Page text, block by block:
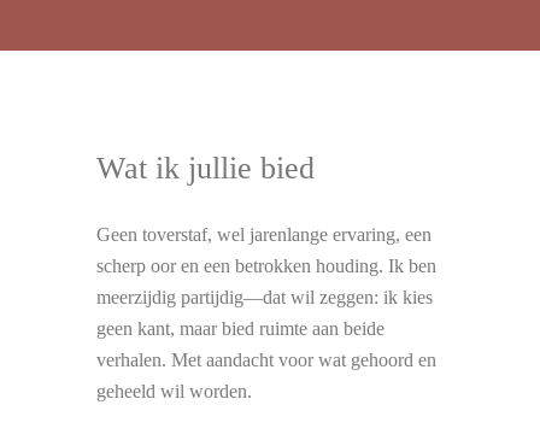
Wat ik jullie bied
Geen toverstaf, wel jarenlange ervaring, een
scherp oor en een betrokken houding. Ik ben
meerzijdig partijdig—dat wil zeggen: ik kies
geen kant, maar bied ruimte aan beide
verhalen. Met aandacht voor wat gehoord en
geheeld wil worden.